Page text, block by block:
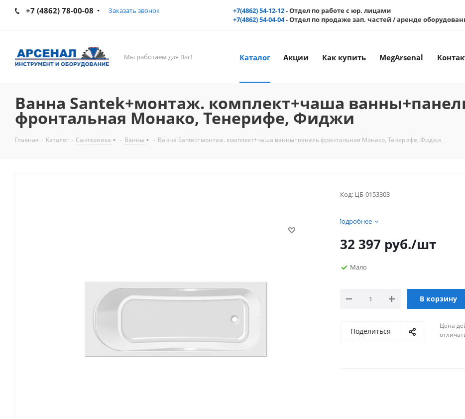
+7 (4862) 78-00-08 Заказать звонок +7(4862) 54-12-12- Отдел по работе с юр. лицами
+7(4862) 54-04-04- Отдел по продаже зап. частей / аренде
Мы работаем для Вас! Каталог Акции Как купить MegArsenal
Ванна Santek+монтаж. комплект+чаша
фронтальная Монако, Тенерифе, Фиджи
Главная - Каталог - Сантехника - Ванны - Ванна Santek+монтаж. комплект+чаша ванны+панель фронтальная Монако, Тенерифе, Фиджи
Код: ЦБ-0153303
Подробнее
32 397 руб./шт
Мало
В корзину
Поделиться
Цена